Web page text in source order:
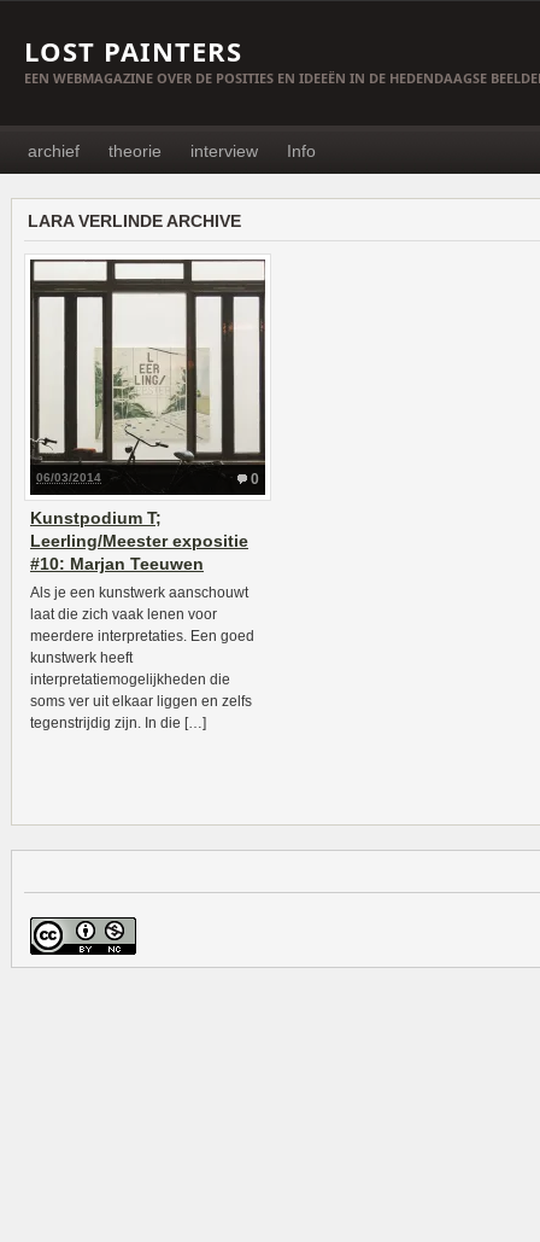
LOST PAINTERS
EEN WEBMAGAZINE OVER DE POSITIES EN IDEEËN IN DE HEDENDAAGSE
archief theorie interview Info
LARA VERLINDE ARCHIVE
0
06/03/2014
Kunstpodium T;
Leerling/Meester expositie
#10: Marjan Teeuwen
Als je een kunstwerk aanschouwt
laat die zich vaak lenen voor
meerdere interpretaties. Een goed
kunstwerk heeft
interpretatiemogelijkheden die
soms ver uit elkaar liggen en zelfs
tegenstrijdig zijn. In die […]